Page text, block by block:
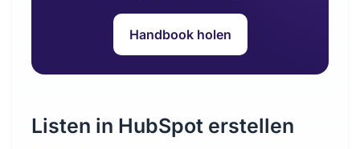
Handbook holen
Listen in HubSpot erstellen